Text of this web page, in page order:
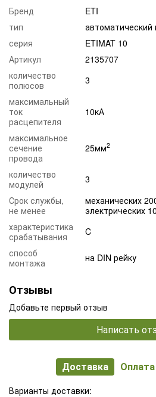
Бренд
ETI
тип
автоматический
серия
ETIMAT 10
Артикул
2135707
количество
полюсов
3
максимальный
ток
расцепителя
10кА
максимальное
сечение
провода
25мм2
количество
модулей
3
Срок службы,
не менее
механических
электрических
характеристика
срабатывания
C
способ
монтажа
на DIN рейку
Отзывы
Добавьте первый отзыв
Написать
Доставка Оплата
Варианты доставки: